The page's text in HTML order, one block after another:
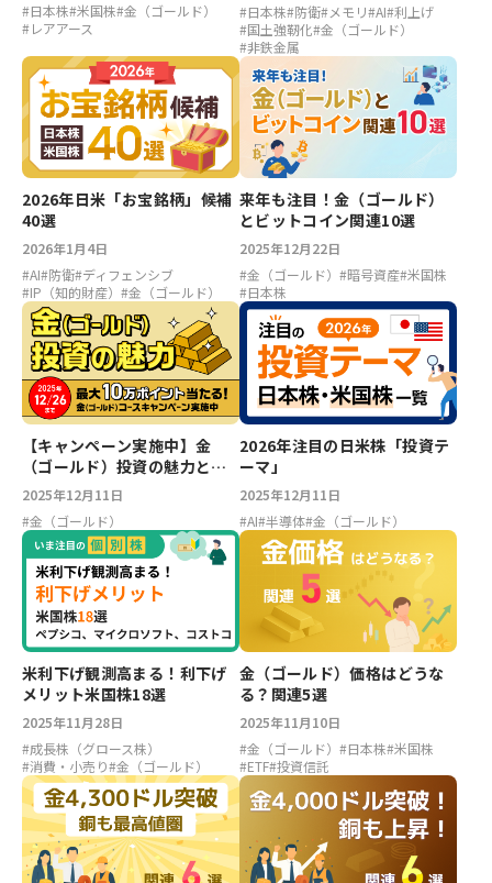
#日本株#米国株#金（ゴールド）
#レアアース
#日本株#防衛#メモリ#AI#利上げ
#国土強靭化#金（ゴールド）
#非鉄金属
2026年日米「お宝銘柄」候補
40選
2026年1月4日
#AI#防衛#ディフェンシブ
#IP（知的財産） #金（ゴールド）
来年も注目！金（ゴールド）
とビットコイン関連10選
2025年12月22日
#金（ゴールド） #暗号資産#米国株
#日本株
【キャンペーン実施中】金
（ゴールド）投資の魅力と今
後の動向
2025年12月11日
#金（ゴールド）
2026年注目の日米株「投資テ
ーマ」
2025年12月11日
#AI#半導体#金（ゴールド）
米利下げ観測高まる！利下げ
メリット米国株18選
2025年11月28日
#成長株（グロース株）
#消費・小売り#金（ゴールド）
金（ゴールド）価格はどうな
る？関連5選
2025年11月10日
#金（ゴールド） #日本株#米国株
#ETF#投資信託